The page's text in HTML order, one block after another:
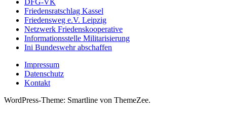
DFG-VK
Friedensratschlag Kassel
Friedensweg e.V. Leipzig
Netzwerk Friedenskooperative
Informationsstelle Militarisierung
Ini Bundeswehr abschaffen
Impressum
Datenschutz
Kontakt
WordPress-Theme: Smartline von ThemeZee.